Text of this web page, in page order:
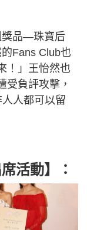
獎品—珠寶后
Fans Club也
！」王怡然也
受負評攻擊，
人都可以留
活動】：